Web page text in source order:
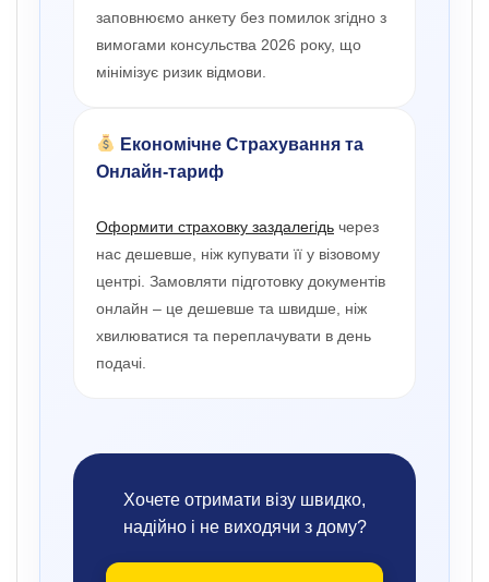
заповнюємо анкету без помилок згідно з
вимогами консульства 2026 року, що
мінімізує ризик відмови.
Економічне Страхування та
Онлайн-тариф
Оформити страховку заздалегідь через
нас дешевше, ніж купувати її у візовому
центрі. Замовляти підготовку документів
онлайн – це дешевше та швидше, ніж
хвилюватися та переплачувати в день
подачі.
Хочете отримати візу швидко,
надійно і не виходячи з дому?